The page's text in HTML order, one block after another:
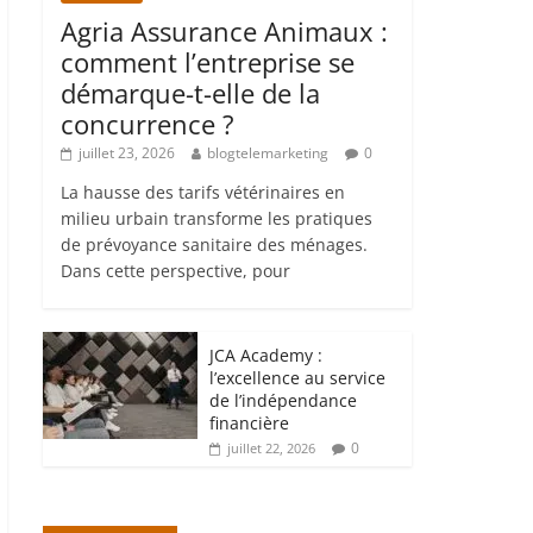
Agria Assurance Animaux :
comment l’entreprise se
démarque-t-elle de la
concurrence ?
juillet 23, 2026 blogtelemarketing 0
La hausse des tarifs vétérinaires en
milieu urbain transforme les pratiques
de prévoyance sanitaire des ménages.
Dans cette perspective, pour
JCA Academy :
l’excellence au service
de l’indépendance
financière
juillet 22, 2026 0